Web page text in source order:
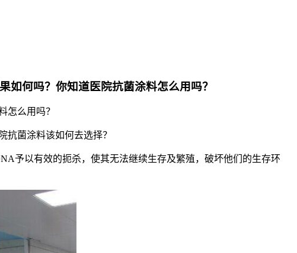
如何吗？你知道医院抗菌涂料怎么用吗？
怎么用吗？
抗菌涂料该如何去选择？
予以有效的扼杀，使其无法继续生存及繁殖，破坏他们的生存环